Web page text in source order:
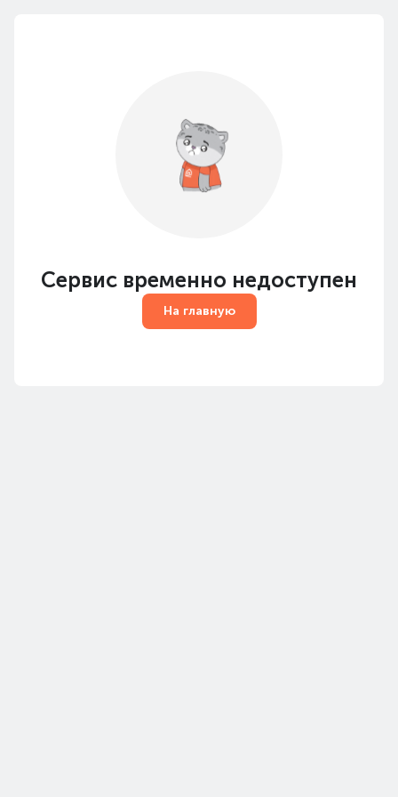
Сервис временно недоступен
На главную